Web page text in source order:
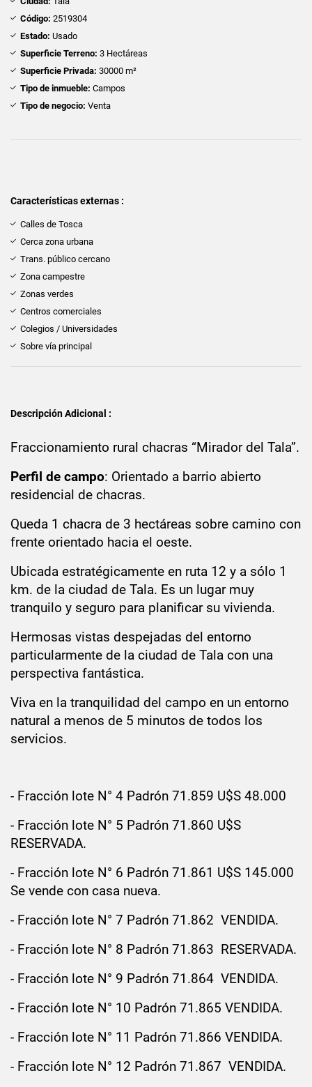
Código: 2519304
Estado: Usado
Superficie Terreno: 3 Hectáreas
Superficie Privada: 30000 m²
Tipo de inmueble: Campos
Tipo de negocio: Venta
Características externas :
Calles de Tosca
Cerca zona urbana
Trans. público cercano
Zona campestre
Zonas verdes
Centros comerciales
Colegios / Universidades
Sobre vía principal
Descripción Adicional :
Fraccionamiento rural chacras “Mirador del Tala”.
Perfil de campo: Orientado a barrio abierto
residencial de chacras.
Queda 1 chacra de 3 hectáreas sobre camino con
frente orientado hacia el oeste.
Ubicada estratégicamente en ruta 12 y a sólo 1
km. de la ciudad de Tala. Es un lugar muy
tranquilo y seguro para planificar su vivienda.
Hermosas vistas despejadas del entorno
particularmente de la ciudad de Tala con una
perspectiva fantástica.
Viva en la tranquilidad del campo en un entorno
natural a menos de 5 minutos de todos los
servicios.
- Fracción lote N° 4 Padrón 71.859 U$S 48.000
- Fracción lote N° 5 Padrón 71.860 U$S
RESERVADA.
- Fracción lote N° 6 Padrón 71.861 U$S 145.000
Se vende con casa nueva.
- Fracción lote N° 7 Padrón 71.862 VENDIDA.
- Fracción lote N° 8 Padrón 71.863 RESERVADA.
- Fracción lote N° 9 Padrón 71.864 VENDIDA.
- Fracción lote N° 10 Padrón 71.865 VENDIDA.
- Fracción lote N° 11 Padrón 71.866 VENDIDA.
- Fracción lote N° 12 Padrón 71.867 VENDIDA.